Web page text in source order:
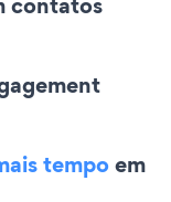
tempoem